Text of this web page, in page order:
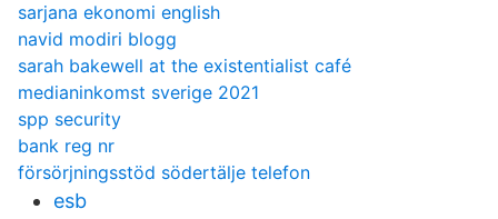
sarjana ekonomi english
navid modiri blogg
sarah bakewell at the existentialist café
medianinkomst sverige 2021
spp security
bank reg nr
försörjningsstöd södertälje telefon
esb